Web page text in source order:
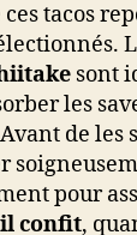
tacos
sont
les
de les
pour
confit,